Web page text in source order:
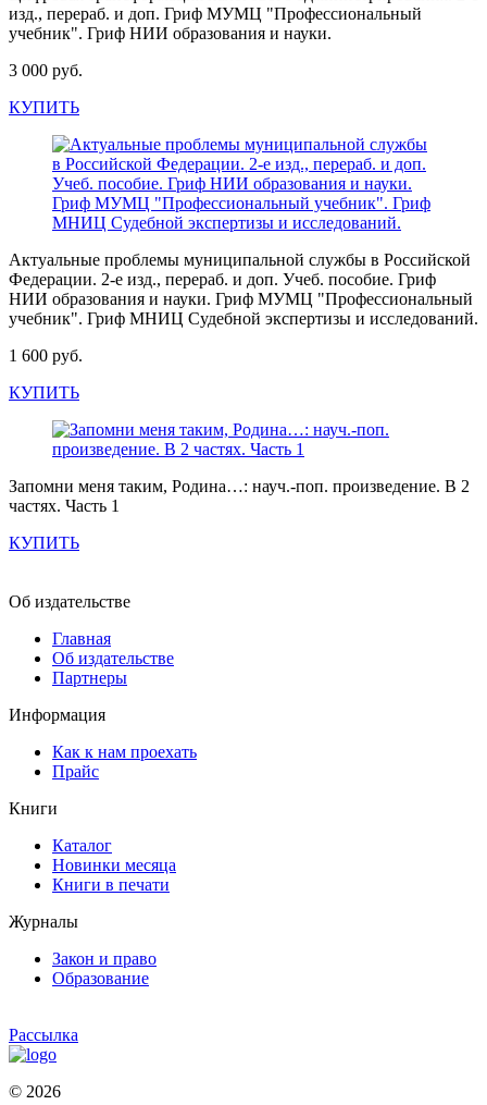
изд., перераб. и доп. Гриф МУМЦ "Профессиональный
учебник". Гриф НИИ образования и науки.
3 000 руб.
КУПИТЬ
Актуальные проблемы муниципальной службы в Российской
Федерации. 2-е изд., перераб. и доп. Учеб. пособие. Гриф
НИИ образования и науки. Гриф МУМЦ "Профессиональный
учебник". Гриф МНИЦ Судебной экспертизы и исследований.
1 600 руб.
КУПИТЬ
Запомни меня таким, Родина…: науч.-поп. произведение. В 2
частях. Часть 1
КУПИТЬ
Об издательстве
Главная
Об издательстве
Партнеры
Информация
Как к нам проехать
Прайс
Книги
Каталог
Новинки месяца
Книги в печати
Журналы
Закон и право
Образование
Рассылка
© 2026